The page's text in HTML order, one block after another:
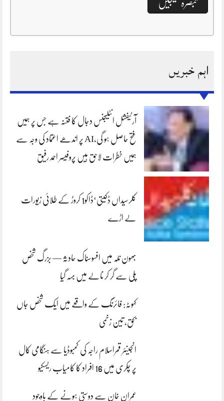
اہم خبریں
آرٹیفشل انٹلیجنس دجال کا فتنہ ہے جس پر ہمیں
فتح حاصل ہو گی،AI پر اندھے اعتماد کی وجہ سے
ہمیں خطرات لاحق ہیں پروفیسر احمد رفیق
کلرسیداں ڈکیتی‘ڈاکو1 کروڑ کے طلائی زیورات
لے اڑے
بھون نلہ میں افسوسناک حادثہ — بزرگ شخص
پلی سے گر کر نالے میں بہہ گیا
کہوٹہ: فائرنگ کے واقعے میں ایک شخص جاں
بحق، تین زخمی
انجینئر قمراسلام راجہ کی کمبوڈیا سے ہنگامی کال
پر چکری میں 16 افراد کا کامیاب ریسکیو
عمران خان سے دوستی ہونے کے باوجود